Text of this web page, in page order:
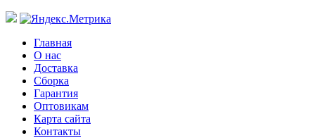
Главная
О нас
Доставка
Сборка
Гарантия
Оптовикам
Карта сайта
Контакты